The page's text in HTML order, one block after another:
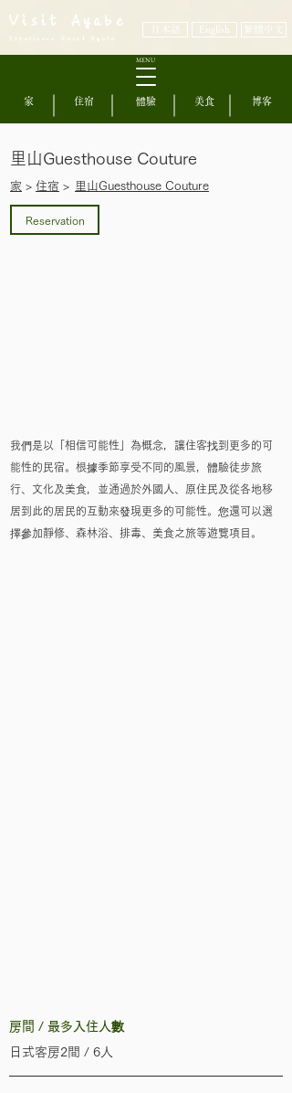
Visit Ayabe
日本語
Experience Rural Kyoto
English 繁體中文
MENU
住宿 體驗 美食 博客
家
里山Guesthouse Couture
​家 > 住宿 > 里山Guesthouse Couture
Reservation
我們是以「相信可能性」為概念，讓住客找到更多的可
能性的民宿。根據季節享受不同的風景，體驗徒步旅
行、文化及美食，並通過於外國人、原住民及從各地移
居到此的居民的互動來發現更多的可能性。您還可以選
擇參加靜修、森林浴、排毒、美食之旅等遊覽項目。
房間 / 最多入住人數
日式客房2間 / 6人